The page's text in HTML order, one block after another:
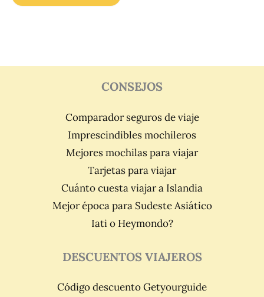
CONSEJOS
Comparador seguros de viaje
Imprescindibles mochileros
Mejores mochilas para viajar
Tarjetas para viajar
Cuánto cuesta viajar a Islandia
Mejor época para Sudeste Asiático
Iati o Heymondo?
DESCUENTOS VIAJEROS
Código descuento Getyourguide